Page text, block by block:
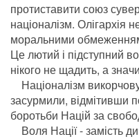
протиставити союз
націоналізм. Олігархія
моральними
Це лютий і підступний
нікого не щадить, а
Націоналізм
засурмили, відмітивши
боротьби Націй за
Воля Нації - замість